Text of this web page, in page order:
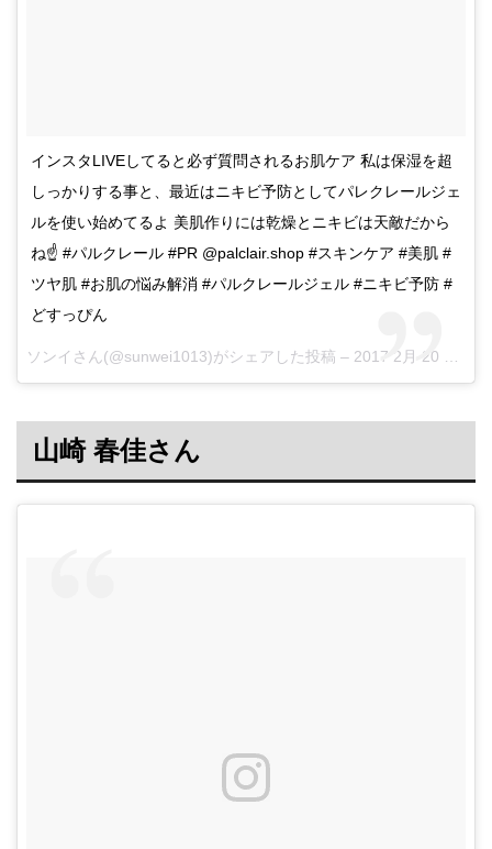
インスタLIVEしてると必ず質問されるお肌ケア 私は保湿を超
しっかりする事と、最近はニキビ予防としてパレクレールジェ
ルを使い始めてるよ 美肌作りには乾燥とニキビは天敵だから
ね☝ #パルクレール #PR @palclair.shop #スキンケア #美肌 #
ツヤ肌 #お肌の悩み解消 #パルクレールジェル #ニキビ予防 #
どすっぴん
ソンイさん(@sunwei1013)がシェアした投稿 – 2017 2月 20 12:29午前 PST
山崎 春佳さん